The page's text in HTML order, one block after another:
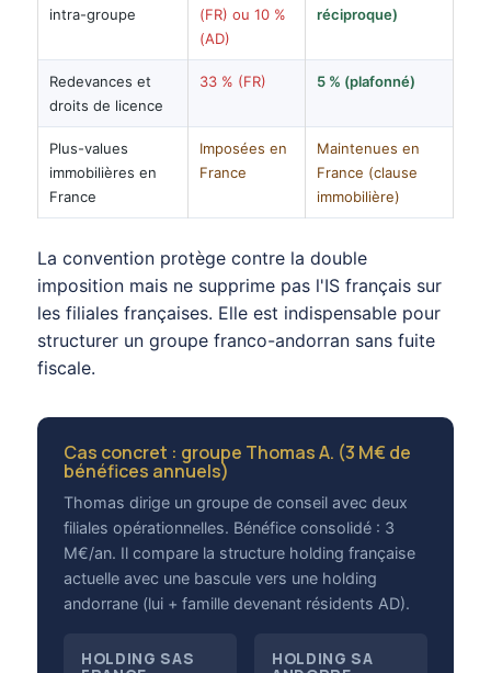
intra-groupe
(FR) ou 10 %
(AD)
réciproque)
Redevances et
droits de licence
33 % (FR) 5 % (plafonné)
Plus-values
immobilières en
France
Imposées en
France
Maintenues en
France (clause
immobilière)
La convention protège contre la double
imposition mais ne supprime pas l'IS français sur
les filiales françaises. Elle est indispensable pour
structurer un groupe franco-andorran sans fuite
fiscale.
Cas concret : groupe Thomas A. (3 M€ de
bénéfices annuels)
Thomas dirige un groupe de conseil avec deux
filiales opérationnelles. Bénéfice consolidé : 3
M€/an. Il compare la structure holding française
actuelle avec une bascule vers une holding
andorrane (lui + famille devenant résidents AD).
HOLDING SAS
HOLDING SA